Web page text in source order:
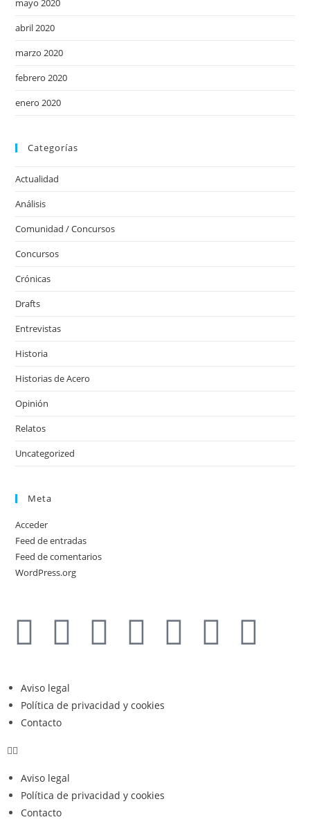
mayo 2020
abril 2020
marzo 2020
febrero 2020
enero 2020
Categorías
Actualidad
Análisis
Comunidad / Concursos
Concursos
Crónicas
Drafts
Entrevistas
Historia
Historias de Acero
Opinión
Relatos
Uncategorized
Meta
Acceder
Feed de entradas
Feed de comentarios
WordPress.org
Aviso legal
Política de privacidad y cookies
Contacto
Aviso legal
Política de privacidad y cookies
Contacto